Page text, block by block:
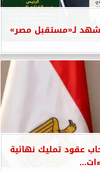
لـ«مستقبل مصر»
عقود تمليك نهائية